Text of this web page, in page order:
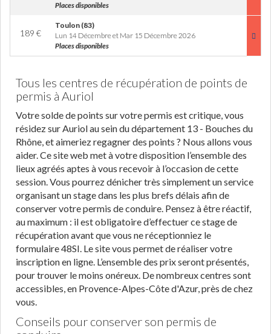
Places disponibles
189 €
Toulon (83)
Lun 14 Décembre et Mar 15 Décembre 2026
Places disponibles
Tous les centres de récupération de points de
permis à Auriol
Votre solde de points sur votre permis est critique, vous
résidez sur Auriol au sein du département 13 - Bouches du
Rhône, et aimeriez regagner des points ? Nous allons vous
aider. Ce site web met à votre disposition l’ensemble des
lieux agréés aptes à vous recevoir à l’occasion de cette
session. Vous pourrez dénicher très simplement un service
organisant un stage dans les plus brefs délais afin de
conserver votre permis de conduire. Pensez à être réactif,
au maximum : il est obligatoire d’effectuer ce stage de
récupération avant que vous ne réceptionniez le
formulaire 48SI. Le site vous permet de réaliser votre
inscription en ligne. L’ensemble des prix seront présentés,
pour trouver le moins onéreux. De nombreux centres sont
accessibles, en Provence-Alpes-Côte d'Azur, près de chez
vous.
Conseils pour conserver son permis de